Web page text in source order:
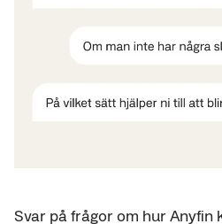
Svar på frågor om hur Anyfin